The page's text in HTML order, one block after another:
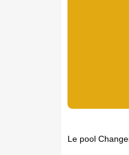
Le pool